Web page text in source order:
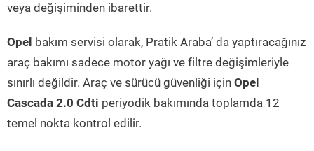
veya değişiminden ibarettir.
Opel bakım servisi olarak, Pratik Araba’ da yaptıracağınız
araç bakımı sadece motor yağı ve filtre değişimleriyle
sınırlı değildir. Araç ve sürücü güvenliği için Opel
Cascada 2.0 Cdti periyodik bakımında toplamda 12
temel nokta kontrol edilir.